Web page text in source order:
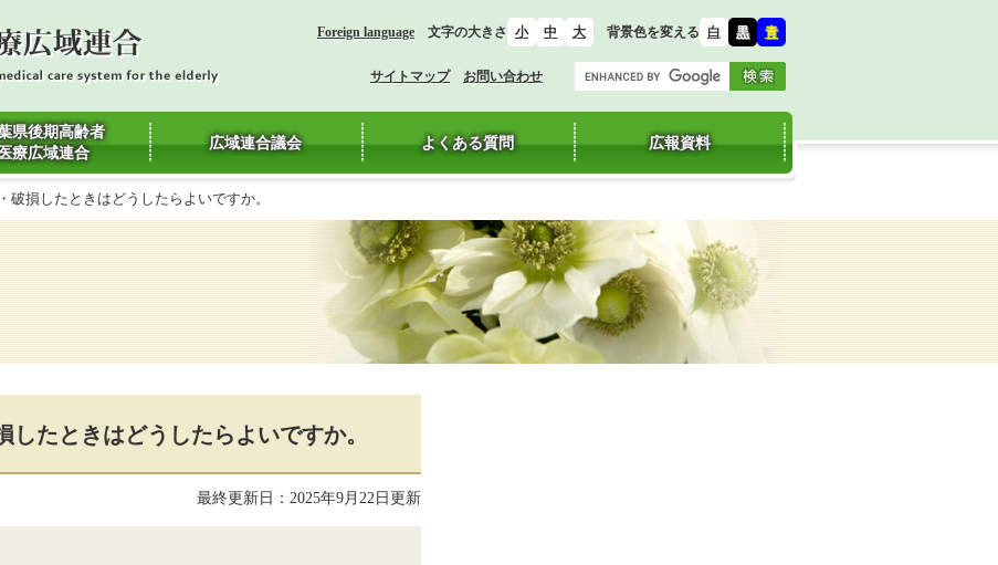
Foreign language 文字の大きさ 小 中 大 背景色を変える 白 黒 青
サイトマップ お問い合わせ
県後期高齢者
医療広域連合
広域連合議会 よくある質問 広報資料
破損したときはどうしたらよいですか。
したときはどうしたらよいですか。
最終更新日：2025年9月22日更新